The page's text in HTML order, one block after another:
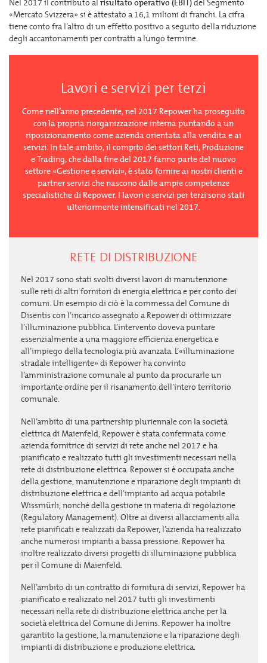
Nel 2017 il contributo al risultato operativo (EBIT)del Segmento
«Mercato Svizzera» si è attestato a 16,1 milioni di franchi. La cifra
tiene conto fra l’altro di un effetto positivo a seguito della riduzione
degli accantonamenti per contratti a lungo termine.
Lavori e servizi per terzi
Come nell’anno precedente, nel 2017 Repower ha proseguito
con la propria riorganizzazione interna puntando a un
riposizionamento come azienda orientata alla vendita e ai
servizi. In tale ambito, il compito dei settori Reti, Produzione
e Trading, che dalla fine del 2017 fanno parte del nuovo
settore «Gestione e servizi», è stato fornire ai nostri clienti e
partner servizi che nascono dalle ampie competenze
specialistiche di Repower. I lavori e servizi per terzi sono stati
ulteriormente intensificati nel 2017.
RETE DI DISTRIBUZIONE
Nel 2017 sono stati svolti diversi lavori di manutenzione
sulle reti di altri fornitori di energia elettrica e per conto dei
comuni. Un esempio di ciò è la commessa del Comune di
Disentis con l’incarico assegnato a Repower di ottimizzare
l’illuminazione pubblica. L’intervento doveva puntare
essenzialmente a una maggiore efficienza energetica e
all’impiego della tecnologia più avanzata. L’«illuminazione
stradale intelligente» di Repower ha convinto
l’amministrazione comunale al punto da procurarle un
importante ordine per il risanamento dell’intero territorio
comunale.
Nell’ambito di una partnership pluriennale con la società
elettrica di Maienfeld, Repower è stata confermata come
azienda fornitrice di servizi di rete anche nel 2017 e ha
pianificato e realizzato tutti gli investimenti necessari nella
rete di distribuzione elettrica. Repower si è occupata anche
della gestione, manutenzione e riparazione degli impianti di
distribuzione elettrica e dell’impianto ad acqua potabile
Wissmürli, nonché della gestione in materia di regolazione
(Regulatory Management). Oltre ai diversi allacciamenti alla
rete pianificati e realizzati da Repower, l’azienda ha realizzato
anche numerosi impianti a bassa pressione. Repower ha
inoltre realizzato diversi progetti di illuminazione pubblica
per il Comune di Maienfeld.
Nell’ambito di un contratto di fornitura di servizi, Repower ha
pianificato e realizzato nel 2017 tutti gli investimenti
necessari nella rete di distribuzione elettrica anche per la
società elettrica del Comune di Jenins. Repower ha inoltre
garantito la gestione, la manutenzione e la riparazione degli
impianti di distribuzione e produzione elettrica.